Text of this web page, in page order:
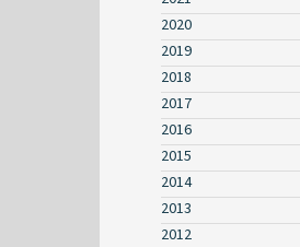
2020
2019
2018
2017
2016
2015
2014
2013
2012